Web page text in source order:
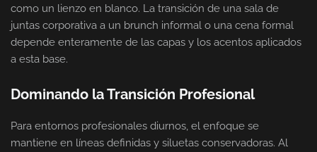
como un lienzo en blanco. La transición de una sala de
juntas corporativa a un brunch informal o una cena formal
depende enteramente de las capas y los acentos aplicados
a esta base.
Dominando la Transición Profesional
Para entornos profesionales diurnos, el enfoque se
mantiene en líneas definidas y siluetas conservadoras. Al